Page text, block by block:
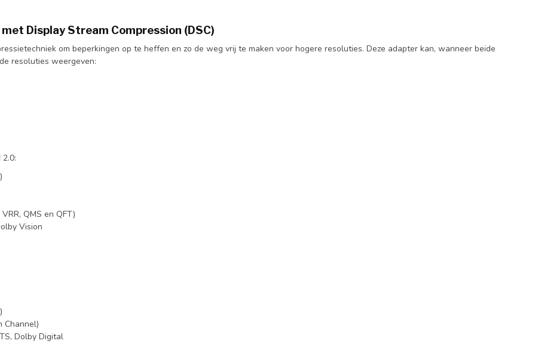
Display Stream Compression (DSC)
om beperkingen op te heffen en zo de weg vrij te maken voor hogere resoluties. Deze adapter kan, wanneer beide
resoluties weergeven:
QMS en QFT)
Vision
Channel)
Dolby Digital